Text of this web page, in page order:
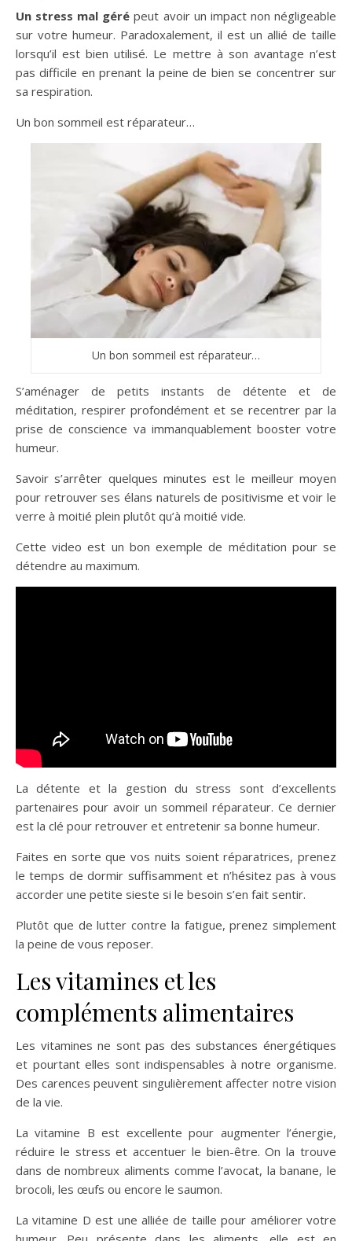
Un stress mal géré peut avoir un impact non négligeable
sur votre humeur. Paradoxalement, il est un allié de taille
lorsqu’il est bien utilisé. Le mettre à son avantage n’est
pas difficile en prenant la peine de bien se concentrer sur
sa respiration.
Un bon sommeil est réparateur…
Un bon sommeil est réparateur…
S’aménager de petits instants de détente et de
méditation, respirer profondément et se recentrer par la
prise de conscience va immanquablement booster votre
humeur.
Savoir s’arrêter quelques minutes est le meilleur moyen
pour retrouver ses élans naturels de positivisme et voir le
verre à moitié plein plutôt qu’à moitié vide.
Cette video est un bon exemple de méditation pour se
détendre au maximum.
La détente et la gestion du stress sont d’excellents
partenaires pour avoir un sommeil réparateur. Ce dernier
est la clé pour retrouver et entretenir sa bonne humeur.
Faites en sorte que vos nuits soient réparatrices, prenez
le temps de dormir suffisamment et n’hésitez pas à vous
accorder une petite sieste si le besoin s’en fait sentir.
Plutôt que de lutter contre la fatigue, prenez simplement
la peine de vous reposer.
Les vitamines et les
compléments alimentaires
Les vitamines ne sont pas des substances énergétiques
et pourtant elles sont indispensables à notre organisme.
Des carences peuvent singulièrement affecter notre vision
de la vie.
La vitamine B est excellente pour augmenter l’énergie,
réduire le stress et accentuer le bien-être. On la trouve
dans de nombreux aliments comme l’avocat, la banane, le
brocoli, les œufs ou encore le saumon.
La vitamine D est une alliée de taille pour améliorer votre